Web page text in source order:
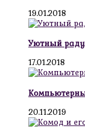
19.01.2018
Уютный
17.01.2018
20.11.2019